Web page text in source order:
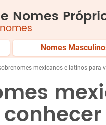
Nomes
Nomes
mexicanos e latinos para